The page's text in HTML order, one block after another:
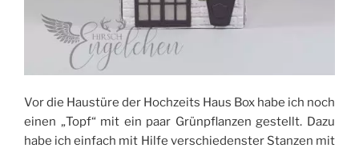
Vor die Haustüre der Hochzeits Haus Box habe ich noch
einen „Topf“ mit ein paar Grünpflanzen gestellt. Dazu
habe ich einfach mit Hilfe verschiedenster Stanzen mit